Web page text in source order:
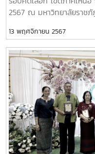
2567 ณ มหาวิทยาลัยราช
กีฬาฟุตบอล (ชาย) กีฬาเ
กีฬาบาสเกตบอล (ช-ญ)
ญ)ชนิดกีฬาที่ผ่านเข้ารอบ
(ชาย) กีฬาเซปักตะกร้อ (
บาสเกตบอล (ช-ญ)
13 พฤศจิกายน 2567